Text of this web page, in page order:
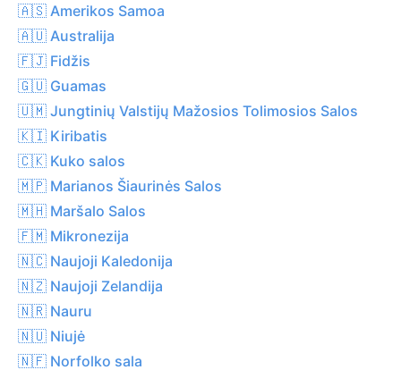
🇦🇸 Amerikos Samoa
🇦🇺 Australija
🇫🇯 Fidžis
🇬🇺 Guamas
🇺🇲 Jungtinių Valstijų Mažosios Tolimosios Salos
🇰🇮 Kiribatis
🇨🇰 Kuko salos
🇲🇵 Marianos Šiaurinės Salos
🇲🇭 Maršalo Salos
🇫🇲 Mikronezija
🇳🇨 Naujoji Kaledonija
🇳🇿 Naujoji Zelandija
🇳🇷 Nauru
🇳🇺 Niujė
🇳🇫 Norfolko sala